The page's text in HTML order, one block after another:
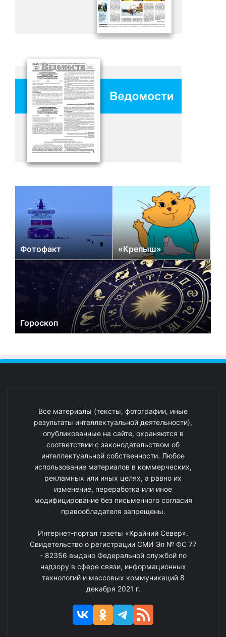
Фотофакт «Крепыш»
Гороскоп
Все материалы (тексты, фотографии, иные
результаты интеллектуальной деятельности),
опубликованные на сайте, охраняются в
соответствии с законодательством об
интеллектуальной собственности. Любое
использование материалов в коммерческих,
рекламных или иных целях, а равно их
изменение, переработка или иное
модифицирование без письменного согласия
правообладателя запрещены.
Интернет-портал газеты «Крайний Север».
Свидетельство о регистрации СМИ Эл № ФС 77
- 82356 выдано Федеральной службой по
надзору в сфере связи, информационных
технологий и массовых коммуникаций 8
декабря 2021 г.